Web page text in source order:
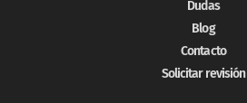
Dudas
Blog
Contacto
Solicitar revisión